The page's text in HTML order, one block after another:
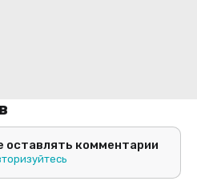
оставлять комментарии